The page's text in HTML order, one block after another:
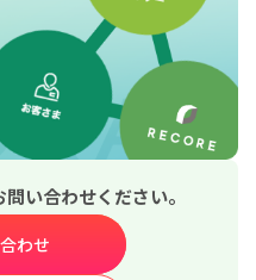
い合わせください。
わせ